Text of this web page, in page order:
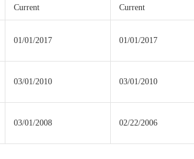
Current
Current
01/01/2017 01/01/2017
03/01/2010 03/01/2010
03/01/2008 02/22/2006